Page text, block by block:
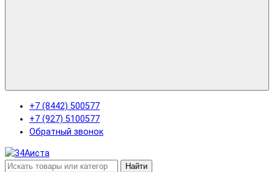
+7 (8442) 500577
+7 (927) 5100577
Обратный звонок
Найти